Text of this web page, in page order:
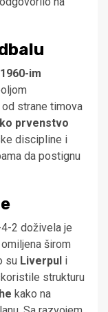
1960-im
strane timova
prvenstvo
discipline i
da postignu
2 doživela je
širom
su Liverpul i
strukturu
kako na